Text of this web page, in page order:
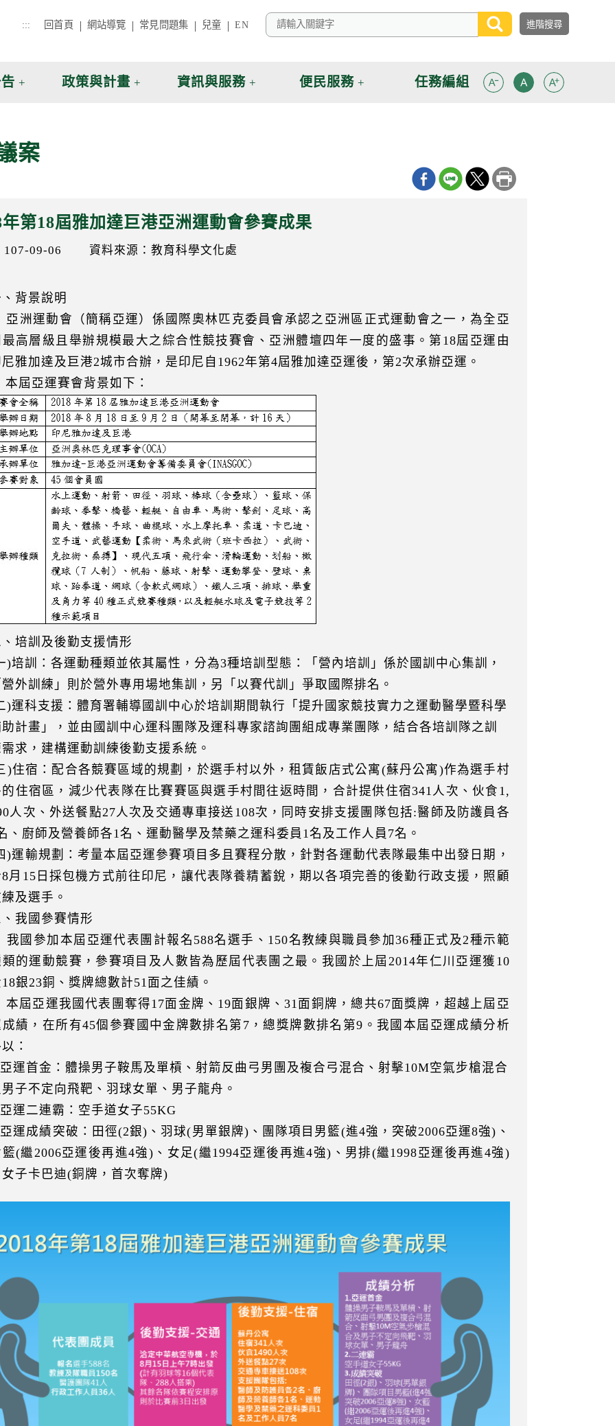
::: 回首頁 網站導覽 常見問題集 兒童 EN
政策與計畫 資訊與服務 便民服務 任務編組
案
年第18屆雅加達巨港亞洲運動會參賽成果
107-09-06 資料來源：教育科學文化處
背景說明
洲運動會（簡稱亞運）係國際奧林匹克委員會承認之亞洲區正式運動會之一，為全亞
最高層級且舉辦規模最大之綜合性競技賽會、亞洲體壇四年一度的盛事。第18屆亞運由
雅加達及巨港2城市合辦，是印尼自1962年第4屆雅加達亞運後，第2次承辦亞運。
屆亞運賽會背景如下：
培訓及後勤支援情形
)培訓：各運動種類並依其屬性，分為3種培訓型態：「營內培訓」係於國訓中心集訓，
外訓練」則於營外專用場地集訓，另「以賽代訓」爭取國際排名。
)運科支援：體育署輔導國訓中心於培訓期間執行「提升國家競技實力之運動醫學暨科學
計畫」，並由國訓中心運科團隊及運科專家諮詢團組成專業團隊，結合各培訓隊之訓
求，建構運動訓練後勤支援系統。
)住宿：配合各競賽區域的規劃，於選手村以外，租賃飯店式公寓(蘇丹公寓)作為選手村
住宿區，減少代表隊在比賽賽區與選手村間往返時間，合計提供住宿341人次、伙食1,
人次、外送餐點27人次及交通專車接送108次，同時安排支援團隊包括:醫師及防護員各
、廚師及營養師各1名、運動醫學及禁藥之運科委員1名及工作人員7名。
)運輸規劃：考量本屆亞運參賽項目多且賽程分散，針對各運動代表隊最集中出發日期，
月15日採包機方式前往印尼，讓代表隊養精蓄銳，期以各項完善的後勤行政支援，照顧
及選手。
我國參賽情形
國參加本屆亞運代表團計報名588名選手、150名教練與職員參加36種正式及2種示範
的運動競賽，參賽項目及人數皆為歷屆代表團之最。我國於上屆2014年仁川亞運獲10
銀23銅、獎牌總數計51面之佳績。
屆亞運我國代表團奪得17面金牌、19面銀牌、31面銅牌，總共67面獎牌，超越上屆亞
績，在所有45個參賽國中金牌數排名第7，總獎牌數排名第9。我國本屆亞運成績分析
：
運首金：體操男子鞍馬及單槓、射箭反曲弓男團及複合弓混合、射擊10M空氣步槍混合
子不定向飛靶、羽球女單、男子龍舟。
運二連霸：空手道女子55KG
運成績突破：田徑(2銀)、羽球(男單銀牌)、團隊項目男籃(進4強，突破2006亞運8強)、
(繼2006亞運後再進4強)、女足(繼1994亞運後再進4強)、男排(繼1998亞運後再進4強)
子卡巴迪(銅牌，首次奪牌)